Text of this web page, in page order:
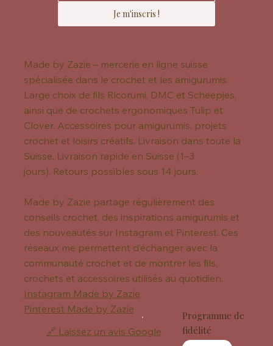
Je m'inscris !
Made by Zazie – mercerie en ligne suisse
spécialisée dans le crochet et les amigurumis.
Large choix de fils Ricorumi, DMC et Scheepjes,
ainsi que de crochets ergonomiques Tulip et
Clover. Accessoires pour amigurumis, projets
crochet et loisirs créatifs. Livraison dans toute la
Suisse. Livraison rapide en Suisse (1–3
jours). Retours possibles sous 14 jours.
Made by Zazie partage régulièrement des
conseils crochet, des inspirations amigurumis et
des nouveautés sur Instagram et Pinterest. Ces
réseaux me permettent d’échanger avec la
communauté crochet et de montrer les fils,
crochets et accessoires utilisés au quotidien.
Instagram Made by Zazie
Pinterest Made by Zazie
🔗 Laissez un avis Google
Programme de
fidélité